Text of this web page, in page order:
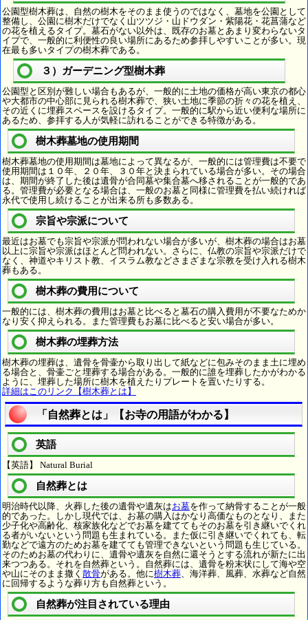
公園型樹木葬は、自然の樹木をそのまま使うのではなく、墓地を公園として
整備し、公園に樹木だけでなく山ツツジ・山ドウダン・紫陽花・花菖蒲など
の花を植えるタイプ。墓石がない以外は、既存のお墓とあまり変わらないタ
イプで、一般的に利便性の良い場所にあるため参拝しやすいことが多い。現
在最も多いタイプの樹木葬である。
３）ガーデニング型樹木葬
公園型と区別が難しい場合もあるが、一般的に土地の価格が高い東京の都心
や大都市の中心部に見られる樹木葬で、狭い土地に季節の折々の花を植え、
その近くに埋葬スペースを設けるタイプ。一般的に駅から近い便利な場所に
あるため、参拝する人が気軽に訪れることができる特徴がある。
樹木葬墓地の使用期間
樹木葬墓地の使用期間は墓地によって異なるが、一般的には管理費は不要で
使用期間は１０年、２０年、３０年と決まられている場合が多い。その場合
は、期間が終了した後は遺骨が合同墓や集合墓へ移されることが一般的であ
る。管理費が必要となる場合は、一般のお墓と同様に管理費を払い続ければ
永代で使用し続けることが出来る所も多数ある。
宗旨や宗派について
最近はお墓でも宗旨や宗派が問われない場合が多いが、樹木葬の場合はお墓
以上に宗旨や宗派はほとんど問われない。さらに、仏教の宗旨や宗派だけで
なく、神道やキリスト教、イスラム教などさまざまな宗教を受け入れる樹木
葬もある。
樹木葬の費用について
一般的には、樹木葬の費用はお墓と比べると墓石の購入費用が不要なためか
なり安く抑えられる。また管理費もお墓に比べると安い場合が多い。
樹木葬の埋葬方法
樹木葬の埋葬は、遺骨を骨壷から取り出して紙などに包みそのまま土に埋め
る場合と、骨壷ごと埋葬する場合がある。一般的に誰を埋葬したかがわかる
ように、埋葬した場所に樹木を植えたりプレートを置いたりする。
詳細はこのリンク【樹木葬とは】
「自然葬とは」【お寺の用語がわかる】
英語
【英語】 Natural Burial
自然葬とは
明治時代以降、火葬した後の遺骨や遺灰はお墓を作って納骨することが一般
的であった。しかし現代では、お墓の購入はかなり高価なものとなり、また
少子化や高齢化、核家族化などでお墓を建ててもそのお墓を引き継いでくれ
る者がいないという問題も生まれている。また仮に引き継いでくれても、転
勤などで遠方のためお墓を建てても管理できないという問題も生じている。
そのためお墓の代わりに、遺骨や遺灰を自然に還そうとする流れが新たに出
来つつある。それを自然葬という。自然葬には、遺骨を粉末状にして海や空
や山にそのまま撒く 散骨がある。他に樹木葬 、海洋葬、風葬、水葬など自然
に回帰するような葬り方も自然葬という。
自然葬が注目されている理由